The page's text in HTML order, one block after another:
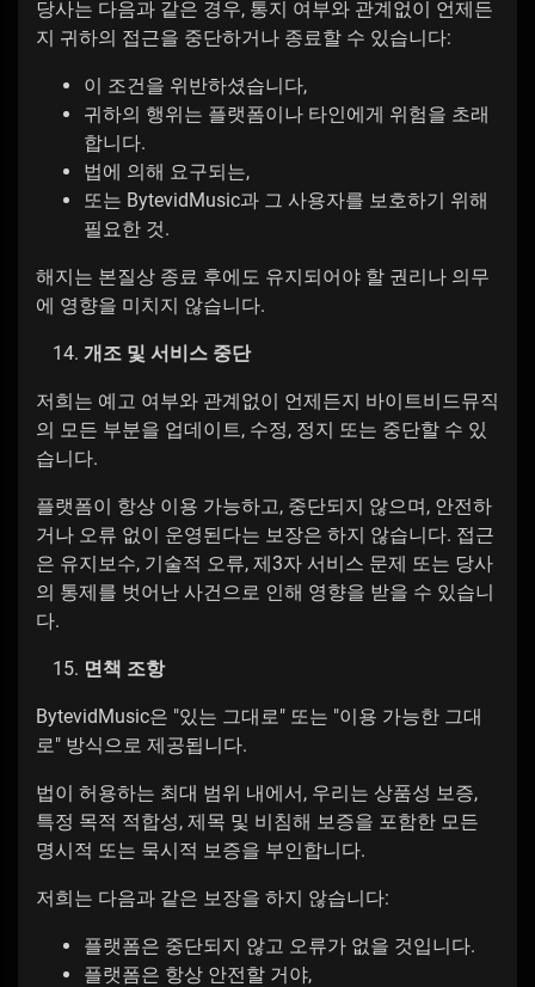
당사는 다음과 같은 경우, 통지 여부와 관계없이 언제든
지 귀하의 접근을 중단하거나 종료할 수 있습니다:
이 조건을 위반하셨습니다,
귀하의 행위는 플랫폼이나 타인에게 위험을 초래
합니다.
법에 의해 요구되는,
또는 BytevidMusic과 그 사용자를 보호하기 위해
필요한 것.
해지는 본질상 종료 후에도 유지되어야 할 권리나 의무
에 영향을 미치지 않습니다.
개조 및 서비스 중단
저희는 예고 여부와 관계없이 언제든지 바이트비드뮤직
의 모든 부분을 업데이트, 수정, 정지 또는 중단할 수 있
습니다.
플랫폼이 항상 이용 가능하고, 중단되지 않으며, 안전하
거나 오류 없이 운영된다는 보장은 하지 않습니다. 접근
은 유지보수, 기술적 오류, 제3자 서비스 문제 또는 당사
의 통제를 벗어난 사건으로 인해 영향을 받을 수 있습니
다.
면책 조항
BytevidMusic은 "있는 그대로" 또는 "이용 가능한 그대
로" 방식으로 제공됩니다.
법이 허용하는 최대 범위 내에서, 우리는 상품성 보증,
특정 목적 적합성, 제목 및 비침해 보증을 포함한 모든
명시적 또는 묵시적 보증을 부인합니다.
저희는 다음과 같은 보장을 하지 않습니다:
플랫폼은 중단되지 않고 오류가 없을 것입니다.
플랫폼은 항상 안전할 거야,